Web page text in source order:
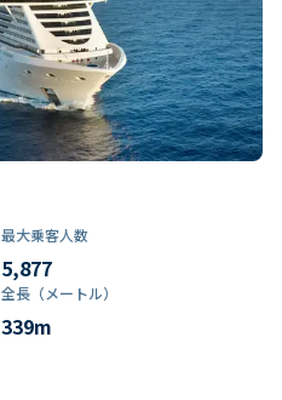
最大乗客人数
5,877
全長（メートル）
339m